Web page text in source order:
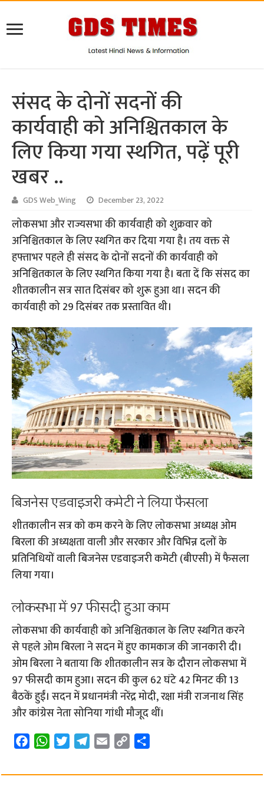
संसद के दोनों सदनों की
कार्यवाही को अनिश्चितकाल के
लिए किया गया स्थगित, पढ़ें पूरी
खबर ..
GDS Web_Wing December 23, 2022
लोकसभा और राज्यसभा की कार्यवाही को शुक्रवार को
अनिश्चितकाल के लिए स्थगित कर दिया गया है। तय वक्त से
हफ्ताभर पहले ही संसद के दोनों सदनों की कार्यवाही को
अनिश्चितकाल के लिए स्थगित किया गया है। बता दें कि संसद का
शीतकालीन सत्र सात दिसंबर को शुरू हुआ था। सदन की
कार्यवाही को 29 दिसंबर तक प्रस्तावित थी।
बिजनेस एडवाइजरी कमेटी ने लिया फैसला
शीतकालीन सत्र को कम करने के लिए लोकसभा अध्यक्ष ओम
बिरला की अध्यक्षता वाली और सरकार और विभिन्न दलों के
प्रतिनिधियों वाली बिजनेस एडवाइजरी कमेटी (बीएसी) में फैसला
लिया गया।
लोकसभा में 97 फीसदी हुआ काम
लोकसभा की कार्यवाही को अनिश्चितकाल के लिए स्थगित करने
से पहले ओम बिरला ने सदन में हुए कामकाज की जानकारी दी।
ओम बिरला ने बताया कि शीतकालीन सत्र के दौरान लोकसभा में
97 फीसदी काम हुआ। सदन की कुल 62 घंटे 42 मिनट की 13
बैठकें हुईं। सदन में प्रधानमंत्री नरेंद्र मोदी, रक्षा मंत्री राजनाथ सिंह
और कांग्रेस नेता सोनिया गांधी मौजूद थीं।
F
c
W
a
T
i
T
l
E
a
C
p
a